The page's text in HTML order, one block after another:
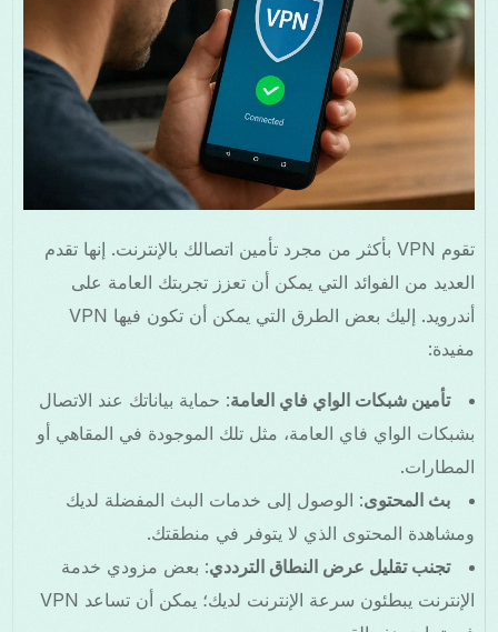
تقوم VPN بأكثر من مجرد تأمين اتصالك بالإنترنت. إنها تقدم
العديد من الفوائد التي يمكن أن تعزز تجربتك العامة على
أندرويد. إليك بعض الطرق التي يمكن أن تكون فيها VPN
مفيدة:
تأمين شبكات الواي فاي العامة: حماية بياناتك عند الاتصال
بشبكات الواي فاي العامة، مثل تلك الموجودة في المقاهي أو
المطارات.
بث المحتوى: الوصول إلى خدمات البث المفضلة لديك
ومشاهدة المحتوى الذي لا يتوفر في منطقتك.
تجنب تقليل عرض النطاق الترددي: بعض مزودي خدمة
الإنترنت يبطئون سرعة الإنترنت لديك؛ يمكن أن تساعد VPN